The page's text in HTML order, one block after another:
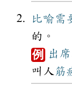
比喻需
的。
例 出席
叫人筋